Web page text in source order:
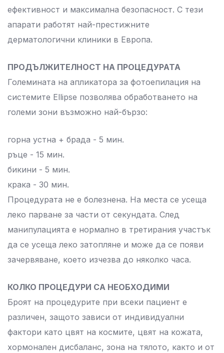
ефективност и максимална безопасност. С тези
апарати работят най-престижните
дерматологични клиники в Европа.
ПРОДЪЛЖИТЕЛНОСТ НА ПРОЦЕДУРАТА
Големината на апликатора за фотоепилация на
системите Ellipse позволява обработването на
големи зони възможно най-бързо:
горна устна + брада - 5 мин.
ръце - 15 мин.
бикини - 5 мин.
крака - 30 мин.
Процедурата не е болезнена. На места се усеща
леко парване за части от секундата. След
манипулацията е нормално в третирания участък
да се усеща леко затопляне и може да се появи
зачервяване, което изчезва до няколко часа.
КОЛКО ПРОЦЕДУРИ СА НЕОБХОДИМИ
Броят на процедурите при всеки пациент е
различен, защото зависи от индивидуални
фактори като цвят на космите, цвят на кожата,
хормонален дисбаланс, зона на тялото, както и от